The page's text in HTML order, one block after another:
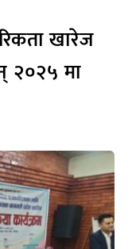
खारेज
२०२५ मा